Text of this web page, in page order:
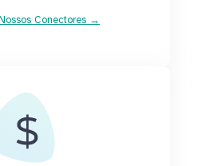
Conectores →